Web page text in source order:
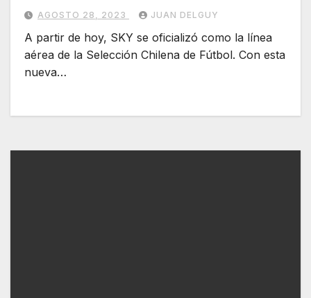
AGOSTO 28, 2023 JUAN DELGUY
A partir de hoy, SKY se oficializó como la línea
aérea de la Selección Chilena de Fútbol. Con esta
nueva…